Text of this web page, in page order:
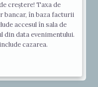
creștere! Taxa de
bancar, în baza facturii
accesul în sala de
din data evenimentului.
cazarea.